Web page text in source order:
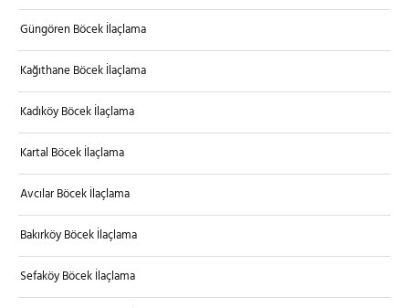
Güngören Böcek İlaçlama
Kağıthane Böcek İlaçlama
Kadıköy Böcek İlaçlama
Kartal Böcek İlaçlama
Avcılar Böcek İlaçlama
Bakırköy Böcek İlaçlama
Sefaköy Böcek İlaçlama